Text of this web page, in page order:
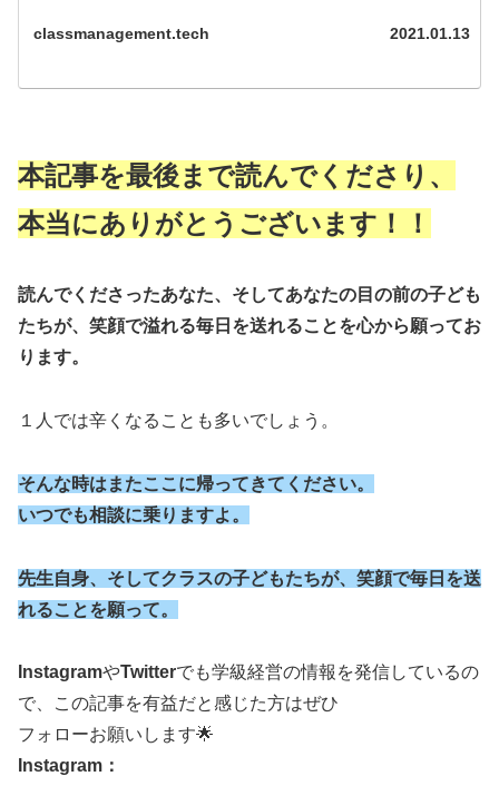
classmanagement.tech 2021.01.13
本記事を最後まで読んでくださり、
本当にありがとうございます！！
読んでくださったあなた、そしてあなたの目の前の子ども
たちが、笑顔で溢れる毎日を送れることを心から願ってお
ります。
１人では辛くなることも多いでしょう。
そんな時はまたここに帰ってきてください。
いつでも相談に乗りますよ。
先生自身、そしてクラスの子どもたちが、笑顔で毎日を送
れることを願って。
InstagramやTwitterでも学級経営の情報を発信しているの
で、この記事を有益だと感じた方はぜひ
フォローお願いします🌟
Instagram：